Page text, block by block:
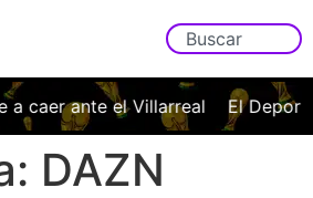
caer ante el Villarreal El
DAZN